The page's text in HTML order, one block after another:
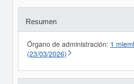
Resumen
Órgano de administración: 1
(23/03/2026)